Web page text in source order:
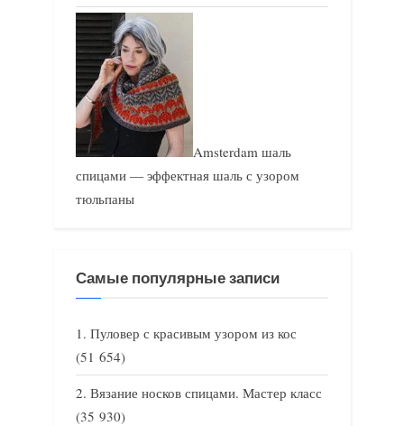
Amsterdam шаль
спицами — эффектная шаль с узором
тюльпаны
Самые популярные записи
Пуловер с красивым узором из кос
(51 654)
Вязание носков спицами. Мастер класс
(35 930)